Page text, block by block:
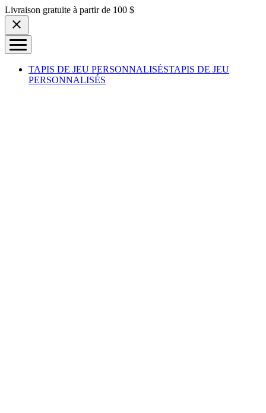
Skip to content
Livraison gratuite à partir de 100 $
TAPIS DE JEU PERSONNALISÉSTAPIS DE JEU
PERSONNALISÉS